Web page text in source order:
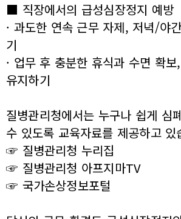
■ 직장에서의 급성심장정지 예방
· 과도한 연속 근무 자제, 저녁/야
기
· 업무 후 충분한 휴식과 수면 확
유지하기
질병관리청에서는 누구나 쉽게 심
수 있도록 교육자료를 제공하고 있
☞ 질병관리청 누리집
☞ 질병관리청 아프지마TV
☞ 국가손상정보포털